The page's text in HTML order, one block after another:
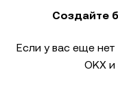
Создайте
Если у вас еще
OKX